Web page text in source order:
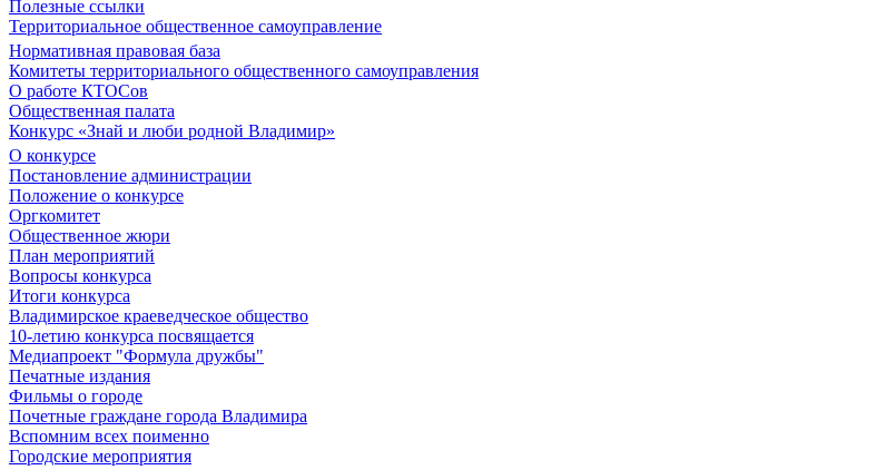
Полезные ссылки
Территориальное общественное самоуправление
Нормативная правовая база
Комитеты территориального общественного самоуправления
О работе КТОСов
Общественная палата
Конкурс «Знай и люби родной Владимир»
О конкурсе
Постановление администрации
Положение о конкурсе
Оргкомитет
Общественное жюри
План мероприятий
Вопросы конкурса
Итоги конкурса
Владимирское краеведческое общество
10-летию конкурса посвящается
Медиапроект "Формула дружбы"
Печатные издания
Фильмы о городе
Почетные граждане города Владимира
Вспомним всех поименно
Городские мероприятия